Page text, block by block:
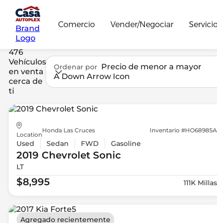
Brand
Logo
Comercio Vender/Negociar
476
Vehículos
en venta
cerca de
ti
Ordenar por Precio de menor a mayor
A Down Arrow Icon
Location
Honda Las Cruces Inventario #HO68985A
Used Sedan FWD Gasoline
2019 ChevroletSonic
LT
$8,995 111K Millas
Agregado recientemente